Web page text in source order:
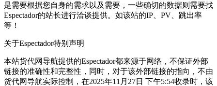
是需要根据您自身的需求以及需要，一些确切的数据则需要找
Espectador的站长进行洽谈提供。如该站的IP、PV、跳出率
等！
关于Espectador特别声明
本站货代网导航提供的Espectador都来源于网络，不保证外部
链接的准确性和完整性，同时，对于该外部链接的指向，不由
货代网导航实际控制，在2025年11月27日 下午5:54收录时，该